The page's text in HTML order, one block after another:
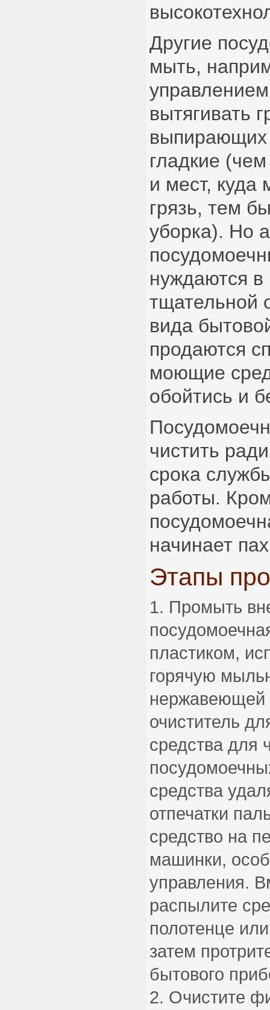
Другие
мыть,
вытягивать
выпирающих
гладкие
и мест, куда
грязь, тем
уборка). Но
нуждаются в
тщательной
вида
продаются
моющие
обойтись и
чистить
срока
работы.
начинает
Этапы
Промыть
пластиком,
горячую
нержавеющей
очиститель
средства для
средства
отпечатки
средство на
машинки,
управления.
распылите
полотенце
затем
бытового
Очистите